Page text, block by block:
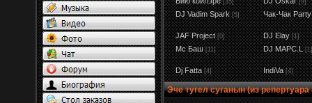
[35] [9]
DJ Vadim Spark [5] Чак-Чак Party
JAF Project [0] DJ Elay [1]
Мс Баш [11] DJ MAPC.L [1]
Dj Fatta [4] IndiVa [4]
Эче тугел суганын (из